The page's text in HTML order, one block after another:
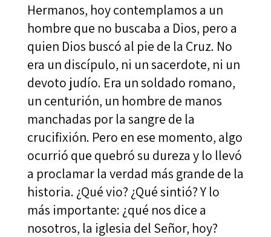
Hermanos, hoy contemplamos a un
hombre que no buscaba a Dios, pero a
quien Dios buscó al pie de la Cruz. No
era un discípulo, ni un sacerdote, ni un
devoto judío. Era un soldado romano,
un centurión, un hombre de manos
manchadas por la sangre de la
crucifixión. Pero en ese momento, algo
ocurrió que quebró su dureza y lo llevó
a proclamar la verdad más grande de la
historia. ¿Qué vio? ¿Qué sintió? Y lo
más importante: ¿qué nos dice a
nosotros, la iglesia del Señor, hoy?